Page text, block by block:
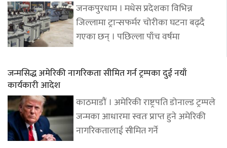
जनकपुरधाम । मधेस प्रदेशका विभिन्न
जिल्लामा ट्रान्सफर्मर चोरीका घटना बढ्दै
गएका छन् । पछिल्ला पाँच वर्षमा
जन्मसिद्ध अमेरिकी नागरिकता सीमित गर्न ट्रम्पका दुई नयाँ
कार्यकारी आदेश
काठमाडौं । अमेरिकी राष्ट्रपति डोनाल्ड ट्रम्पले
जन्मका आधारमा स्वतः प्राप्त हुने अमेरिकी
नागरिकतालाई सीमित गर्ने